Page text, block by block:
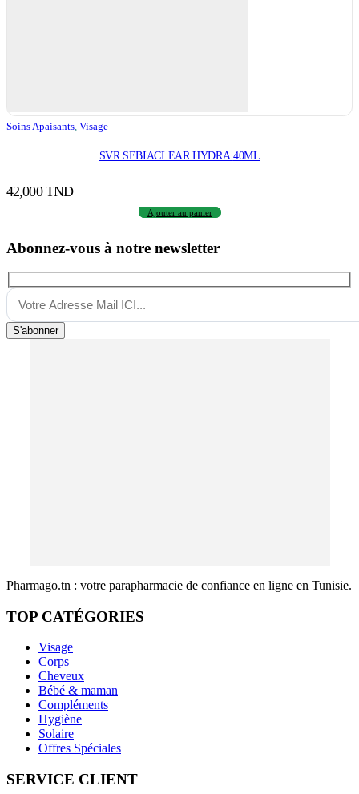
Soins Apaisants, Visage
SVR SEBIACLEAR HYDRA 40ML
42,000TND
Ajouter au panier
Abonnez-vous à notre newsletter
S'abonner
Pharmago.tn : votre parapharmacie de confiance en ligne en Tunisie.
TOP CATÉGORIES
Visage
Corps
Cheveux
Bébé & maman
Compléments
Hygiène
Solaire
Offres Spéciales
SERVICE CLIENT